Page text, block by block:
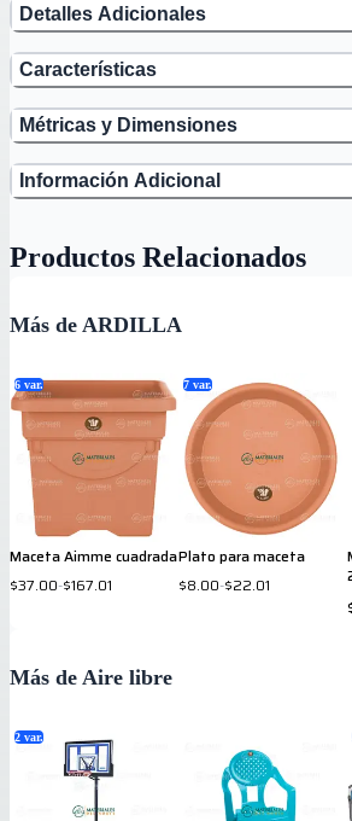
Detalles Adicionales
Características
Métricas y Dimensiones
Información Adicional
Productos Relacionados
Más de ARDILLA
6 var.
Maceta Aimme cuadrada
$37.00-$167.01
7 var.
Plato para maceta
$8.00-$22.01
Más de Aire libre
2 var.